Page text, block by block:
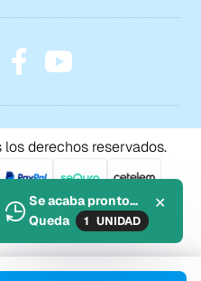
derechos reservados.
Se acaba pronto...
Queda
1 UNIDAD
✕